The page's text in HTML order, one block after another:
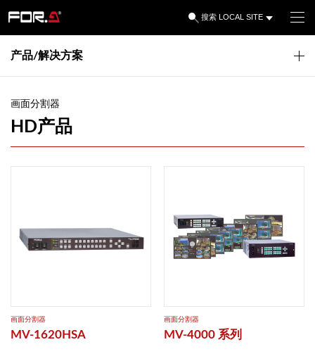
搜索 LOCAL SITE
产品/解决方案
画面分割器
HD产品
画面分割器
MV-1620HSA
画面分割器
MV-4000 系列